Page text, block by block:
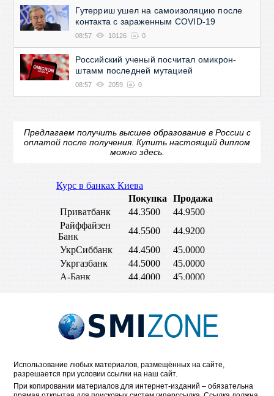
Гутерриш ушел на самоизоляцию после
контакта с зараженным COVID-19
08:57 10126 0
Российский ученый посчитал омикрон-
штамм последней мутацией
08:57 2059 0
Предлагаем получить высшее образование в России с
оплатой после получения. Купить настоящий диплом
можно здесь.
Использование любых материалов, размещённых на сайте,
разрешается при условии ссылки на наш сайт.
При копировании материалов для интернет-изданий – обязательна